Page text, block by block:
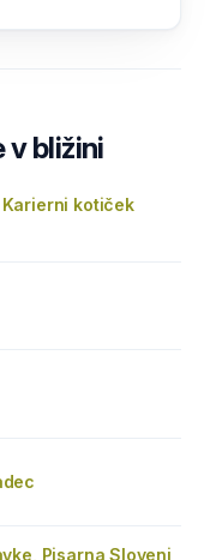
v bližini
Karierni kotiček
Pisarna Slovenj